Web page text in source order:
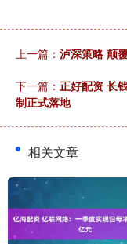
上一篇： 泸深策略 颠
下一篇： 正好配资 长
制正式落地
相关文章